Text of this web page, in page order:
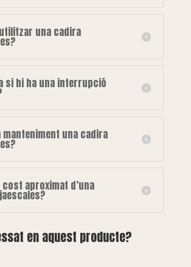
una cadira
si hi ha una interrupció
manteniment una cadira
cost aproximat d’una
en aquest producte?